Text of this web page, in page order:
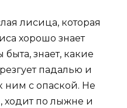
лисица, которая
хорошо знает
знает, какие
падалью и
ним с опаской. Не
ходит по лыжне и